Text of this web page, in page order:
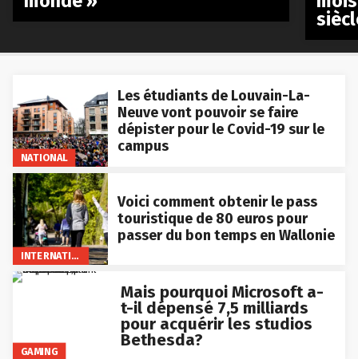
NATIONAL
Les étudiants de Louvain-La-
Neuve vont pouvoir se faire
dépister pour le Covid-19 sur le
campus
INTERNATIONAL
Voici comment obtenir le pass
touristique de 80 euros pour
passer du bon temps en Wallonie
GAMING
Mais pourquoi Microsoft a-
t-il dépensé 7,5 milliards
pour acquérir les studios
Bethesda?